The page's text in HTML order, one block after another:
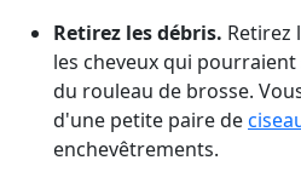
Retirez les débris. Retirez
les cheveux qui
du rouleau de brosse.
d'une petite paire de
enchevêtrements.